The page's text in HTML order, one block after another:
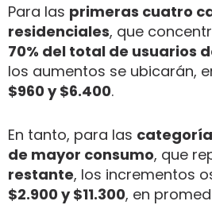
Para las primeras cuatro
residenciales, que
70% del total de usuarios
los aumentos se ubicarán,
$960 y $6.400.
En tanto, para las
de mayor consumo, que
restante, los incrementos
$2.900 y $11.300, en